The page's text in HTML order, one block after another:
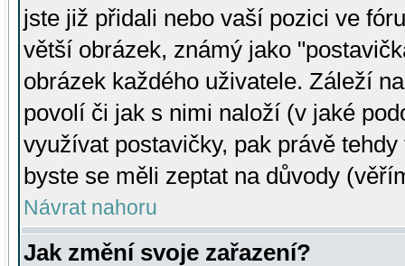
jste již přidali nebo vaší pozici ve
větší obrázek, známý jako
obrázek každého uživatele. Záleží
povolí či jak s nimi naloží (v jaké
využívat postavičky, pak právě
byste se měli zeptat na důvody
Návrat nahoru
Jak změní svoje zařazení?